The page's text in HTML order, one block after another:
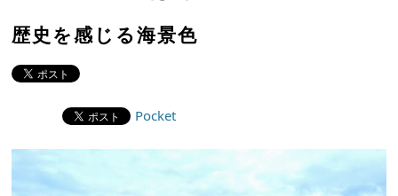
歴史を感じる海景色
Pocket